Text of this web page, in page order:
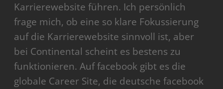
Karrierewebsite führen. Ich persönlich
frage mich, ob eine so klare Fokussierung
auf die Karrierewebsite sinnvoll ist, aber
bei Continental scheint es bestens zu
funktionieren. Auf facebook gibt es die
globale Career Site, die deutsche facebook